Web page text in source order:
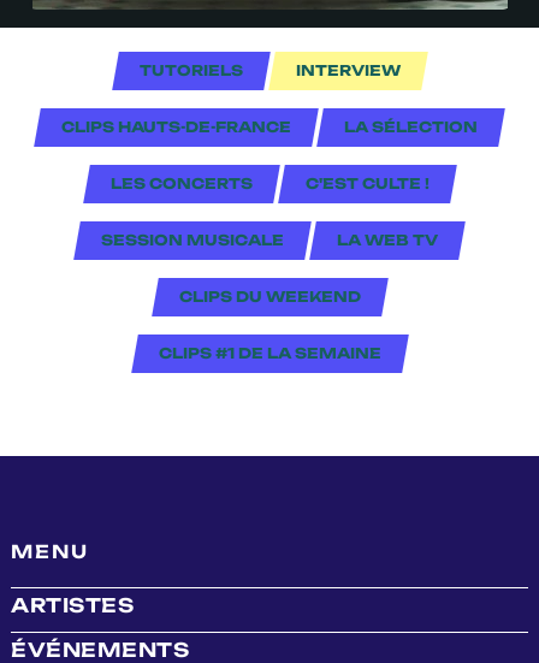
TUTORIELS INTERVIEW
CLIPS HAUTS-DE-FRANCE LA SÉLECTION
LES CONCERTS C'EST CULTE !
SESSION MUSICALE LA WEB TV
CLIPS DU WEEKEND
CLIPS #1 DE LA SEMAINE
MENU
ARTISTES
ÉVÉNEMENTS